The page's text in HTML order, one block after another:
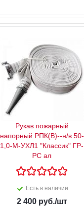
Рукав пожарный
напорный РПК(В)--н/в 50-
1,0-М-УХЛ1 "Классик" ГР-
РС ал
Есть в наличии
2 400руб./шт